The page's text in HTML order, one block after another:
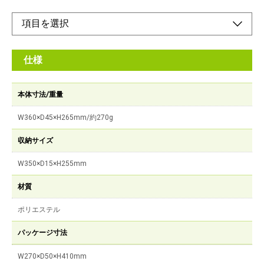
仕様
本体寸法/重量
W360×D45×H265mm/約270g
収納サイズ
W350×D15×H255mm
材質
ポリエステル
パッケージ寸法
W270×D50×H410mm